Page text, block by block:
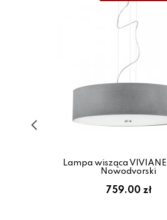
Lampa wisząca
Nowodvorski
759.00 zł